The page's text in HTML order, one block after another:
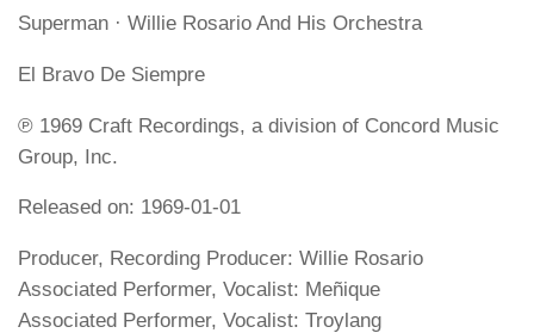
Superman · Willie Rosario And His Orchestra
El Bravo De Siempre
℗ 1969 Craft Recordings, a division of Concord Music
Group, Inc.
Released on: 1969-01-01
Producer, Recording Producer: Willie Rosario
Associated Performer, Vocalist: Meñique
Associated Performer, Vocalist: Troylang